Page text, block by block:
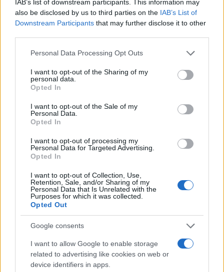
IAB’s list of downstream participants. This information may
also be disclosed by us to third parties on the IAB’s List of
Downstream Participants that may further disclose it to other
Please note that this website/app uses one or more Google
not limited to your visit or usage behaviour. You may click to
grant or deny consent to Google and its third-party tags to
use your data for below specified purposes in below Google
consent section.
Personal Data Processing Opt Outs
I want to opt-out of the Sharing of my
personal data.
Opted In
I want to opt-out of the Sale of my
Personal Data.
Opted In
I want to opt-out of processing my
Personal Data for Targeted Advertising.
Opted In
I want to opt-out of Collection, Use,
Retention, Sale, and/or Sharing of my
Personal Data that Is Unrelated with the
Purposes for which it was collected.
Opted Out
Google consents
I want to allow Google to enable storage
related to advertising like cookies on web or
device identifiers in apps.
Και αυτή την φορά ήταν συγκλονιστικός και τον
ευχαριστούμε που ήρθε και μας ενίσχυσε και δε
σταμάτησε να φωνάζει».
– Και τώρα ακολουθεί μία δύσκολη εκτός
δοκιμασία για την Euroleague, απέναντι στην
«Πρόκειται για ένα μεγάλο παιχνίδι. Είναι πολύ
σημαντικό και αυτό γιατί με ένα πιθανό ?’διπλό”
κάνουμε ακόμη ένα βήμα για την εδραίωση μας
έδρας στα πλέι οφ. Θα κάνουμε ό,τι μπορούμε
για να φέρουμε σε πέρας την αποστολή μας και
γι` αυτό να είστε σίγουροι!».